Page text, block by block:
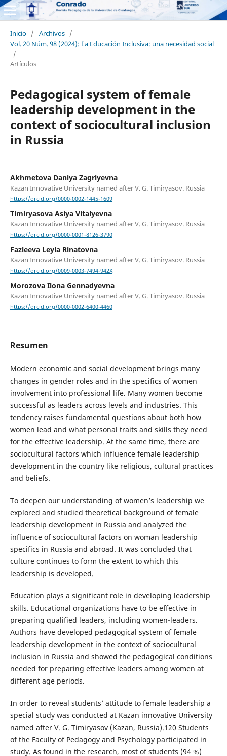
Inicio / Archivos /
Vol. 20 Núm. 98 (2024): ¨¨La Educación Inclusiva: una necesidad social
/
Artículos
Pedagogical system of female
leadership development in the
context of sociocultural inclusion
in Russia
Akhmetova Daniya Zagriyevna
Kazan Innovative University named after V. G. Timiryasov. Russia
https://orcid.org/0000-0002-1445-1609
Timiryasova Asiya Vitalyevna
Kazan Innovative University named after V. G. Timiryasov. Russia
https://orcid.org/0000-0001-8126-3790
Fazleeva Leyla Rinatovna
Kazan Innovative University named after V. G. Timiryasov. Russia
https://orcid.org/0009-0003-7494-942X
Morozova Ilona Gennadyevna
Kazan Innovative University named after V. G. Timiryasov. Russia
https://orcid.org/0000-0002-6400-4460
Resumen
Modern economic and social development brings many
changes in gender roles and in the specifics of women
involvement into professional life. Many women become
successful as leaders across levels and industries. This
tendency raises fundamental questions about both how
women lead and what personal traits and skills they need
for the effective leadership. At the same time, there are
sociocultural factors which influence female leadership
development in the country like religious, cultural practices
and beliefs.
To deepen our understanding of women’s leadership we
explored and studied theoretical background of female
leadership development in Russia and analyzed the
influence of sociocultural factors on woman leadership
specifics in Russia and abroad. It was concluded that
culture continues to form the extent to which this
leadership is developed.
Education plays a significant role in developing leadership
skills. Educational organizations have to be effective in
preparing qualified leaders, including women-leaders.
Authors have developed pedagogical system of female
leadership development in the context of sociocultural
inclusion in Russia and showed the pedagogical conditions
needed for preparing effective leaders among women at
different age periods.
In order to reveal students’ attitude to female leadership a
special study was conducted at Kazan innovative University
named after V. G. Timiryasov (Kazan, Russia).120 Students
of the Faculty of Pedagogy and Psychology participated in
study. As found in the research, most of students (94 %)